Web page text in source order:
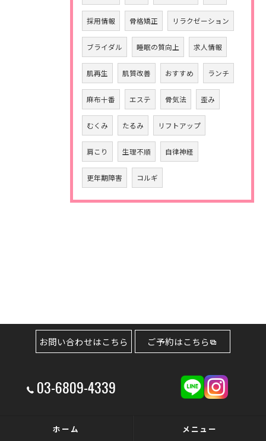
採用情報 骨格矯正 リラクゼーション
ブライダル 睡眠の質向上 求人情報
肌再生 肌質改善 おすすめ ランチ
麻布十番 エステ 骨気法 歪み
むくみ たるみ リフトアップ
肩こり 生理不順 自律神経
更年期障害 コルギ
03-6809-4339
お問い合わせはこちら ご予約はこちら
ホーム メニュー